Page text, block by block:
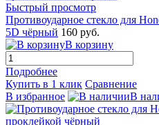
Быстрый просмотр
Противоударное стекло для
5D чёрный 160 руб.
В корзину
Подробнее
Купить в 1 клик Сравнение
В избранное
В